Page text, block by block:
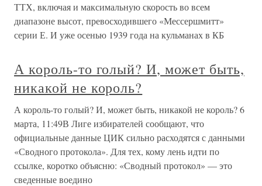
ТТХ, включая и максимальную скорость во всем
диапазоне высот, превосходившего «Мессершмитт»
серии Е. И уже осенью 1939 года на кульманах в КБ
А король-то голый? И, может быть,
никакой не король?
А король-то голый? И, может быть, никакой не король? 6
марта, 11:49В Лиге избирателей сообщают, что
официальные данные ЦИК сильно расходятся с данными
«Сводного протокола». Для тех, кому лень идти по
ссылке, коротко объясню: «Сводный протокол» — это
сведенные воедино